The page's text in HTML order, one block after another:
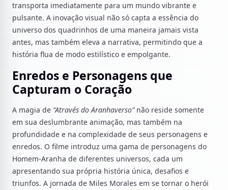
transporta imediatamente para um mundo vibrante e
pulsante. A inovação visual não só capta a essência do
universo dos quadrinhos de uma maneira jamais vista
antes, mas também eleva a narrativa, permitindo que a
história flua de modo estilístico e empolgante.
Enredos e Personagens que
Capturam o Coração
A magia de “Através do Aranhaverso”não reside somente
em sua deslumbrante animação, mas também na
profundidade e na complexidade de seus personagens e
enredos. O filme introduz uma gama de personagens do
Homem-Aranha de diferentes universos, cada um
apresentando sua própria história única, desafios e
triunfos. A jornada de Miles Morales em se tornar o herói